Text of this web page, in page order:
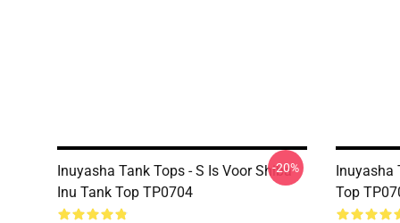
Inuyasha Tank Tops - S Is Voor Shiba
Inu Tank Top TP0704
-20%
Inuyasha
Top